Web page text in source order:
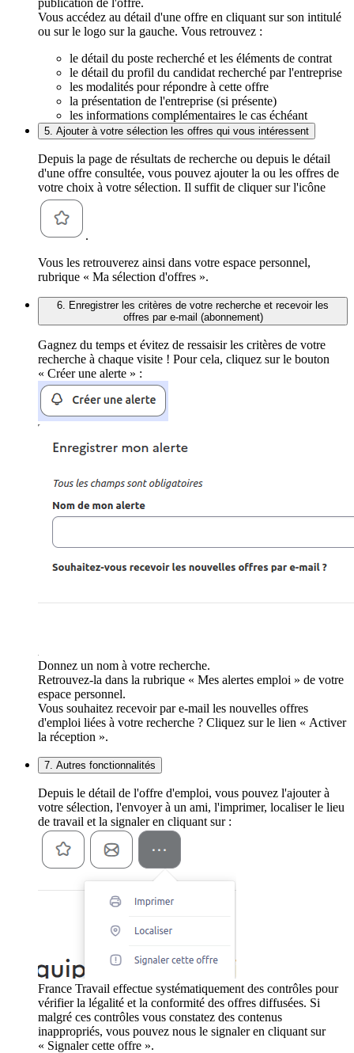
publication de l'offre.
Vous accédez au détail d'une offre en cliquant sur son intitulé
ou sur le logo sur la gauche. Vous retrouvez :
le détail du poste recherché et les éléments de contrat
le détail du profil du candidat recherché par l'entreprise
les modalités pour répondre à cette offre
la présentation de l'entreprise (si présente)
les informations complémentaires le cas échéant
5. Ajouter à votre sélection les offres qui vous intéressent
Depuis la page de résultats de recherche ou depuis le détail
d'une offre consultée, vous pouvez ajouter la ou les offres de
votre choix à votre sélection. Il suffit de cliquer sur l'icône
.
Vous les retrouverez ainsi dans votre espace personnel,
rubrique « Ma sélection d'offres ».
6. Enregistrer les critères de votre recherche et recevoir les
offres par e-mail (abonnement)
Gagnez du temps et évitez de ressaisir les critères de votre
recherche à chaque visite ! Pour cela, cliquez sur le bouton
« Créer une alerte » :
Donnez un nom à votre recherche.
Retrouvez-la dans la rubrique « Mes alertes emploi » de votre
espace personnel.
Vous souhaitez recevoir par e-mail les nouvelles offres
d'emploi liées à votre recherche ? Cliquez sur le lien « Activer
la réception ».
7. Autres fonctionnalités
Depuis le détail de l'offre d'emploi, vous pouvez l'ajouter à
votre sélection, l'envoyer à un ami, l'imprimer, localiser le lieu
de travail et la signaler en cliquant sur :
France Travail effectue systématiquement des contrôles pour
vérifier la légalité et la conformité des offres diffusées. Si
malgré ces contrôles vous constatez des contenus
inappropriés, vous pouvez nous le signaler en cliquant sur
« Signaler cette offre ».